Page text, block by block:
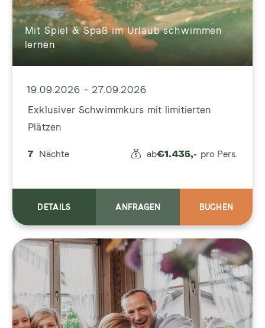
Mit Spiel & Spaß im Urlaub schwimmen
lernen
Exklusiver Schwimmkurs mit limitierten
Plätzen
7 Nächte ab€1.435,- pro Pers.
19.09.2026 - 27.09.2026
DETAILS BUCHEN
ANFRAGEN